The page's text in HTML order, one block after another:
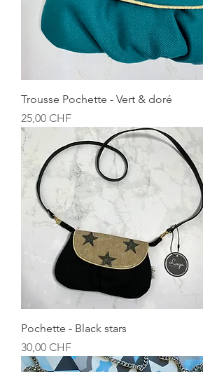
Trousse Pochette - Vert & doré
Prix
25,00 CHF
Pochette - Black stars
Prix
30,00 CHF